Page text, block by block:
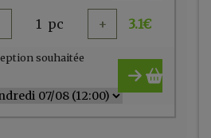
1 pc + 3.1€
souhaitée